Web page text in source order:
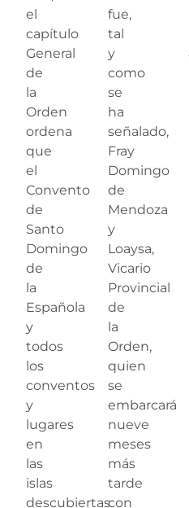
el
capítulo
General
de
la
Orden
ordena
que
el
Convento
de
Santo
Domingo
de
la
Española
y
todos
los
conventos
y
lugares
en
las
islas
descubiertas
fue,
tal
y
como
se
ha
señalado,
Fray
Domingo
de
Mendoza
y
Loaysa,
Vicario
Provincial
de
la
Orden,
quien
se
embarcará
nueve
meses
más
tarde
con